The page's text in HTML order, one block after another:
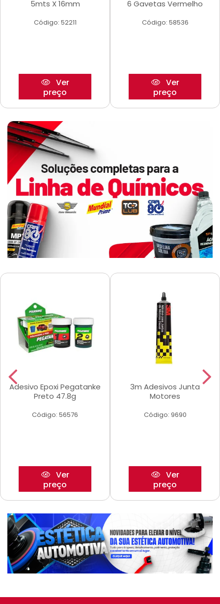
5mts X 16mm
Código: 52211
Ver
preço
6 Gavetas Vermelho
Código: 58536
Ver
preço
Adesivo Epoxi Pegatanke
Preto 47.8g
Código: 56576
Ver
preço
3m Adesivos Junta
Motores
Código: 9690
Ver
preço